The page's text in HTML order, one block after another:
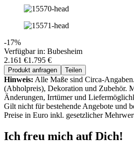
-17%
Verfügbar in: Bubesheim
2.161 €1.795 €
Produkt anfragen Teilen
Hinweis: Alle Maße sind Circa-
(Abholpreis), Dekoration und Zubehör.
Änderungen, Irrtümer und
Gilt nicht für bestehende Angebote und
Preise in Euro inkl. gesetzlicher
Ich freu mich auf Dich!